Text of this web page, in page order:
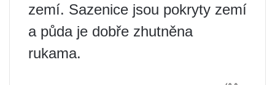
zemí. Sazenice jsou pokryty zemí
a půda je dobře zhutněna
rukama.